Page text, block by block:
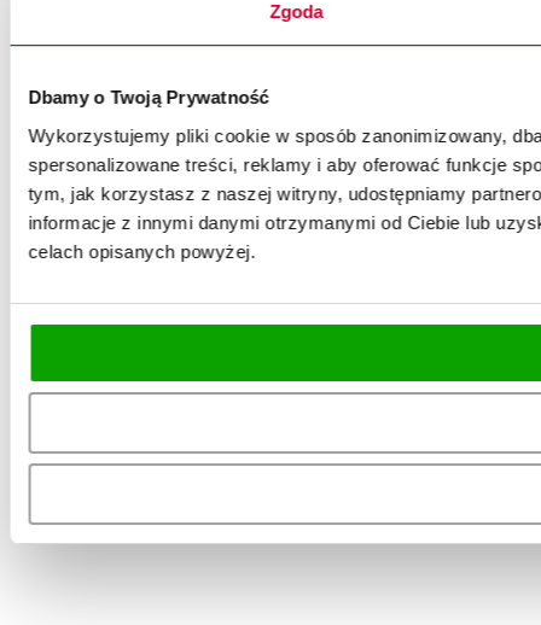
Zgoda
Dbamy o Twoją Prywatność
Wykorzystujemy pliki cookie w sposób zanonimizowany,
spersonalizowane treści, reklamy i aby oferować funkcje
tym, jak korzystasz z naszej witryny, udostępniamy
informacje z innymi danymi otrzymanymi od Ciebie lub
celach opisanych powyżej.